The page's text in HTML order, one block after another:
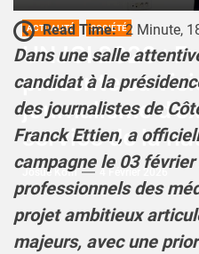
ACTUALITÉ SOCIÉTÉ
UNJCI 2026 :
présente sa
journalisme
service de la
Josué Koffi 4 Février 2026
Read Time: 2 Minute,
Dans une salle
candidat à la
des journalistes de
Franck Ettien, a
campagne le 03
professionnels des
projet ambitieux
majeurs, avec une